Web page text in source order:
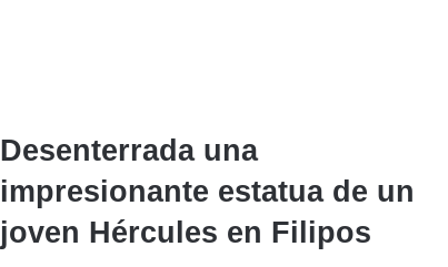
Desenterrada una
impresionante estatua de un
joven Hércules en Filipos